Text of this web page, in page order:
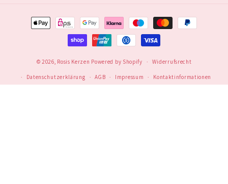
Zahlungsmethoden
© 2026, Rosis Kerzen Powered by Shopify Widerrufsrecht
Datenschutzerklärung AGB Impressum Kontaktinformationen